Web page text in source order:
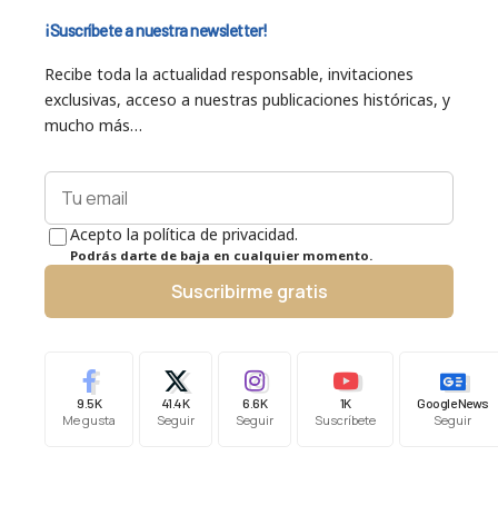
¡Suscríbete a nuestra newsletter!
Recibe toda la actualidad responsable, invitaciones
exclusivas, acceso a nuestras publicaciones históricas, y
mucho más…
Acepto la política de privacidad.
Podrás darte de baja en cualquier momento.
Suscribirme gratis
9.5K
Me gusta
41.4K
Seguir
6.6K
Seguir
1K
Suscríbete
Google News
Seguir